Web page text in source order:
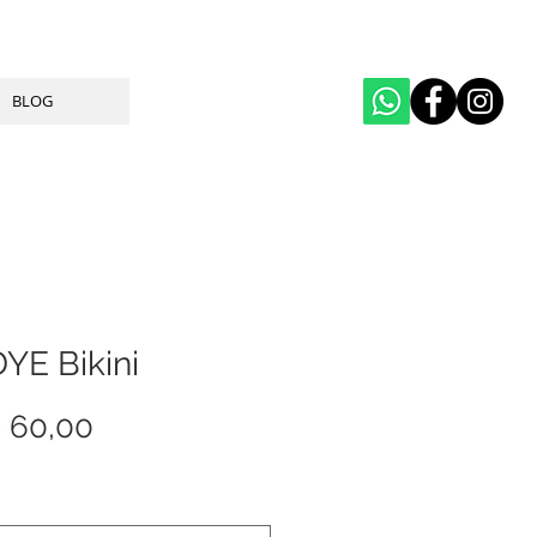
BLOG
Bikini
60,00